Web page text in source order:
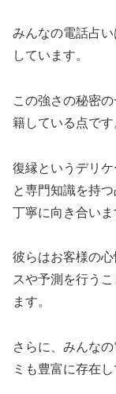
みんなの電話占
しています。
この強さの秘密
籍している点です
復縁というデリ
と専門知識を持
丁寧に向き合いま
彼らはお客様の
スや予測を行う
ます。
さらに、みんな
ミも豊富に存在し